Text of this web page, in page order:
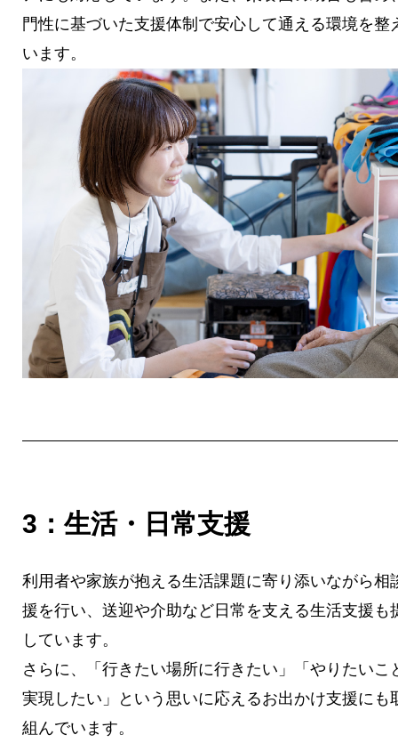
門性に基づいた支援体制で安心して通える環境を整
います。
3：生活・日常支援
利用者や家族が抱える生活課題に寄り添いながら相
援を行い、送迎や介助など日常を支える生活支援も
しています。
さらに、「行きたい場所に行きたい」「やりたいこ
実現したい」という思いに応えるお出かけ支援にも
組んでいます。